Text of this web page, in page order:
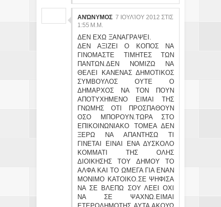
ΑΝΏΝΥΜΟΣ 7 ΙΟΥΛΊΟΥ 2012 ΣΤΙΣ
1:55 Μ.Μ.
ΔΕΝ ΕΧΩ ΞΑΝΑΓΡΑΨΕΙ.
ΔΕΝ ΑΞΙΖΕΙ Ο ΚΟΠΟΣ ΝΑ
ΓΙΝΟΜΑΣΤΕ ΤΙΜΗΤΕΣ ΤΩΝ
ΠΑΝΤΩΝ.ΔΕΝ ΝΟΜΙΖΩ ΝΑ
ΘΕΛΕΙ ΚΑΝΕΝΑΣ ΔΗΜΟΤΙΚΟΣ
ΣΥΜΒΟΥΛΟΣ ΟΥΤΕ Ο
ΔΗΜΑΡΧΟΣ ΝΑ ΤΟΝ ΠΟΥΝ
ΑΠΟΤΥΧΗΜΕΝΟ ΕΙΜΑΙ ΤΗΣ
ΓΝΩΜΗΣ ΟΤΙ ΠΡΟΣΠΑΘΟΥΝ
ΟΣΟ ΜΠΟΡΟΥΝ.ΤΩΡΑ ΣΤΟ
ΕΠΙΚΟΙΝΩΝΙΑΚΟ ΤΟΜΕΑ ΔΕΝ
ΞΕΡΩ ΝΑ ΑΠΑΝΤΗΣΩ ΤΙ
ΓΙΝΕΤΑΙ ΕΙΝΑΙ ΕΝΑ ΔΥΣΚΟΛΟ
ΚΟΜΜΑΤΙ ΤΗΣ ΟΛΗΣ
ΔΙΟΙΚΗΣΗΣ ΤΟΥ ΔΗΜΟΥ ΤΟ
ΑΛΦΑ ΚΑΙ ΤΟ ΩΜΕΓΑ ΓΙΑ ΕΝΑΝ
ΜΟΝΙΜΟ ΚΑΤΟΙΚΟ.ΣΕ ΨΗΦΙΣΑ
ΝΑ ΣΕ ΒΛΕΠΩ ΣΟΥ ΛΕΕΙ ΟΧΙ
ΝΑ ΣΕ ΨΑΧΝΩ.ΕΙΜΑΙ